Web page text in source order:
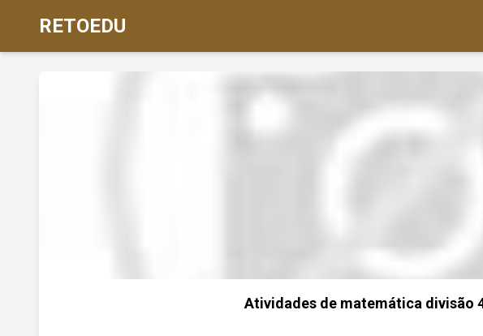
RETOEDU
Atividades de matemática divisão